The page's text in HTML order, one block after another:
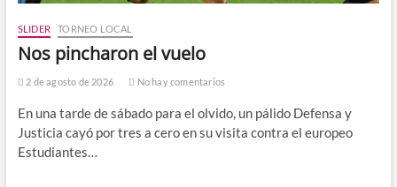
SLIDER TORNEO LOCAL
Nos pincharon el vuelo
2 de agosto de 2026 No hay comentarios
En una tarde de sábado para el olvido, un pálido Defensa y
Justicia cayó por tres a cero en su visita contra el europeo
Estudiantes…